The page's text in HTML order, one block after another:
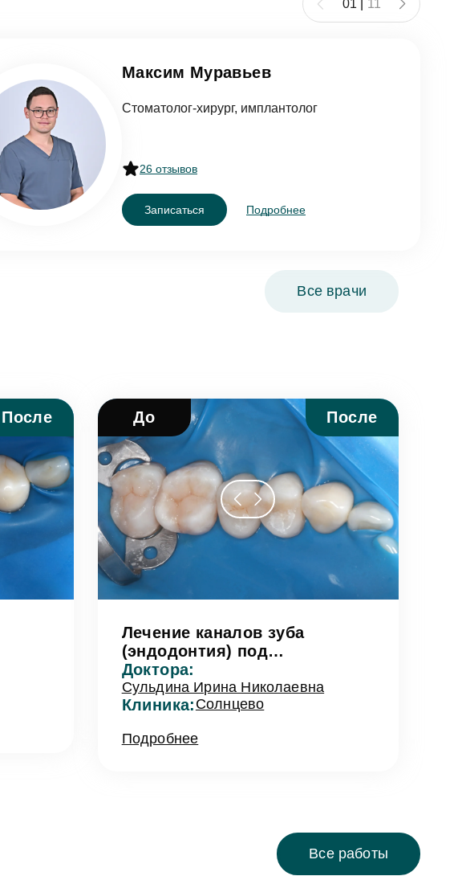
01 11
Максим Муравьев
Стоматолог-хирург, имплантолог
26 отзывов
Записаться Подробнее
Все врачи
После До После
Лечение каналов зуба
(эндодонтия) под
микроскопом
Доктора:
Сульдина Ирина Николаевна
Клиника: Солнцево
Подробнее
Все работы